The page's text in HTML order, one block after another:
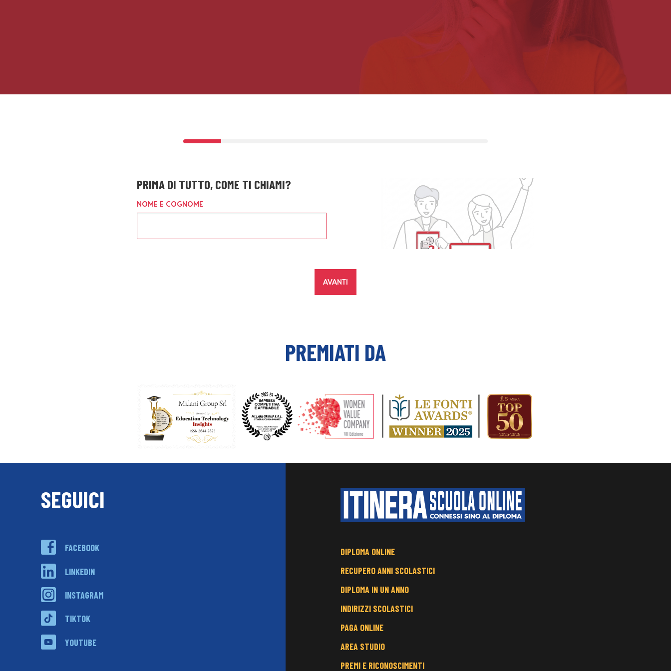
PRIMA DI TUTTO, COME TI CHIAMI?
NOME E COGNOME
PREMIATI DA
SEGUICI
FACEBOOK
LINKEDIN
INSTAGRAM
TIKTOK
YOUTUBE
FOOTER
MENU
DIPLOMA ONLINE
RECUPERO ANNI SCOLASTICI
DIPLOMA IN UN ANNO
INDIRIZZI SCOLASTICI
PAGA ONLINE
AREA STUDIO
PREMI E RICONOSCIMENTI